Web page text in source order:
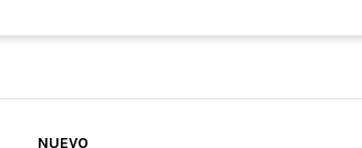
NUEVO